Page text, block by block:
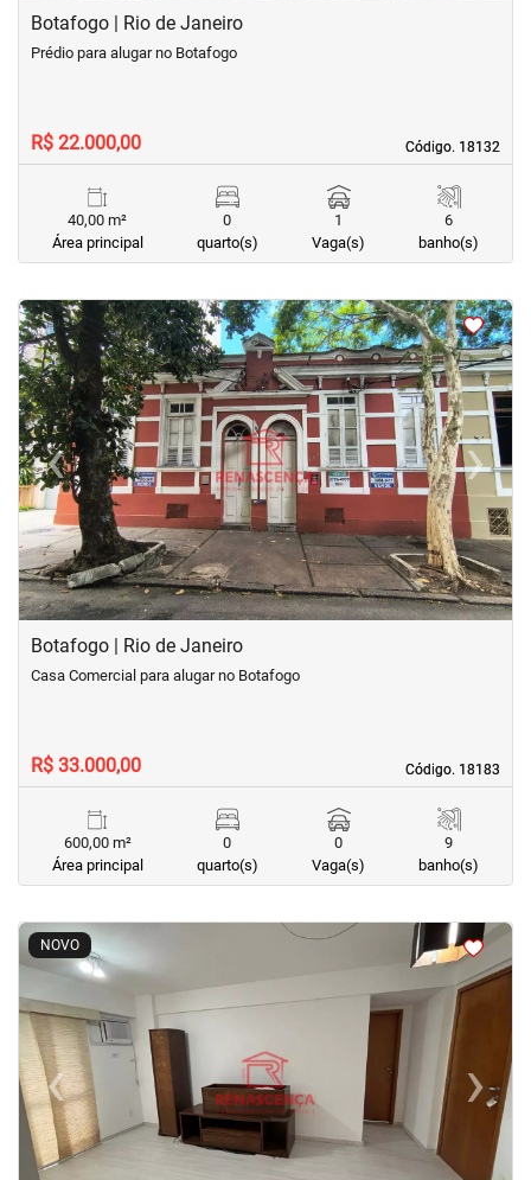
Botafogo | Rio de Janeiro
Código. 18132
Código. 18132
Prédio para alugar no Botafogo
R$ 22.000,00
40,00 m²
Área principal
0
quarto(s)
1
Vaga(s)
6
banho(s)
<<< <
‹Previous ›Next
Botafogo | Rio de Janeiro
Código. 18183
Código. 18183
Casa Comercial para alugar no Botafogo
R$ 33.000,00
600,00 m²
Área principal
0
quarto(s)
0
Vaga(s)
9
banho(s)
NOVO
< <<<
‹Previous ›
Next